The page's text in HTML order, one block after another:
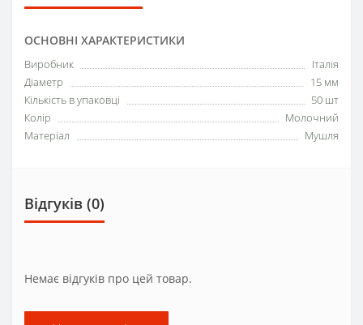
ОСНОВНІ ХАРАКТЕРИСТИКИ
Виробник
Італія
Діаметр
15 мм
Кількість в упаковці
50 шт
Колір
Молочний
Матеріал
Мушля
Відгуків (0)
Немає відгуків про цей товар.